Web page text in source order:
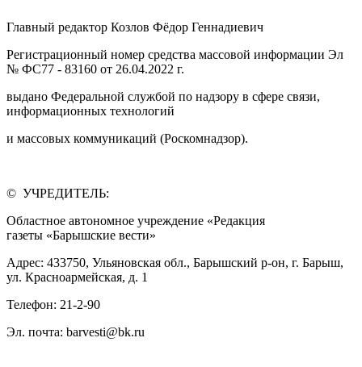
Главный редактор Козлов Фёдор Геннадиевич
Регистрационный номер средства массовой информации Эл
№ ФС77 - 83160 от 26.04.2022 г.
выдано Федеральной службой по надзору в сфере связи,
информационных технологий
и массовых коммуникаций (Роскомнадзор).
© УЧРЕДИТЕЛЬ:
Областное автономное учреждение «Редакция
газеты «Барышские вести»
Адрес: 433750, Ульяновская обл., Барышский р-он, г. Барыш,
ул. Красноармейская, д. 1
Телефон: 21-2-90
Эл. почта: barvesti@bk.ru